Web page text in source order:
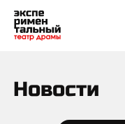
Новости